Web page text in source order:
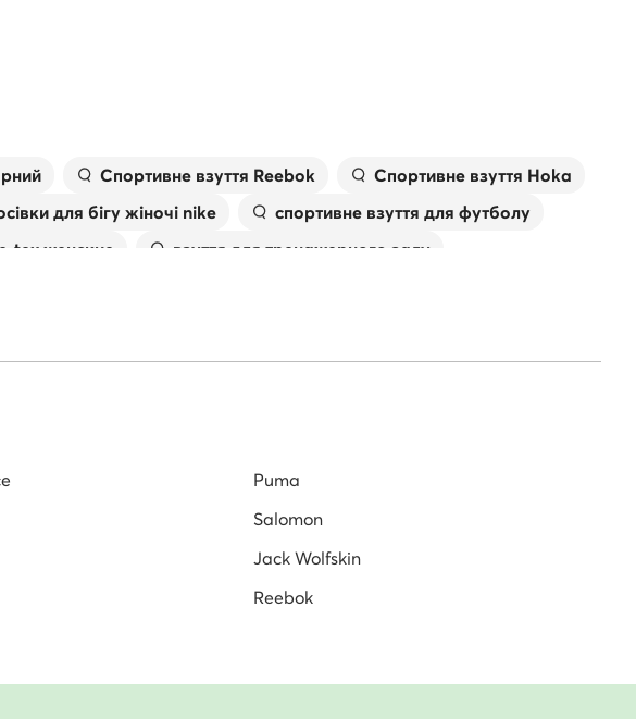
CAJAL 134, PORTILLO DE
INFO@JOMA-
дистриб'юторів.
Спортивне взуття Reebok
Спортивне взуття Hoka
для бігу жіночі nike
спортивне взуття для футболу
tex женские
взуття для тренажерного залу
Puma
Salomon
Jack Wolfskin
Reebok